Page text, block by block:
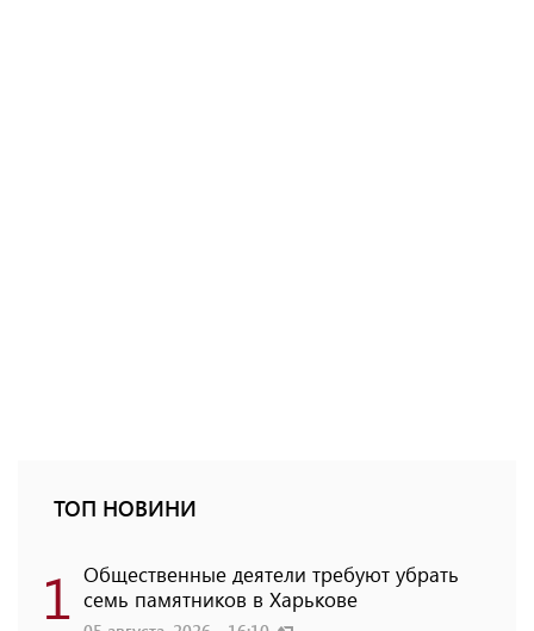
ТОП НОВИНИ
1 Общественные деятели требуют убрать
семь памятников в Харькове